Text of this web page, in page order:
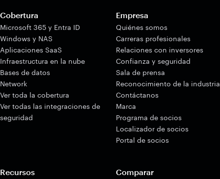
Cobertura
Microsoft 365 y Entra ID
Windows y NAS
Aplicaciones SaaS
Infraestructura en la nube
Bases de datos
Network
Ver toda la cobertura
Ver todas las integraciones de
seguridad
Empresa
Quiénes somos
Carreras profesionales
Relaciones con inversores
Confianza y seguridad
Sala de prensa
Reconocimiento de la industria
Contáctanos
Marca
Programa de socios
Localizador de socios
Portal de socios
Recursos Comparar